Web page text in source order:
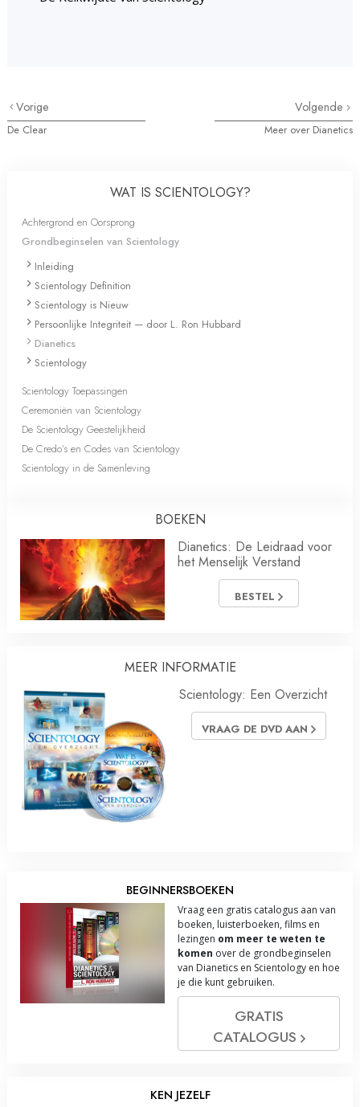
Vorige
De Clear
Volgende
Meer over Dianetics
WAT IS SCIENTOLOGY?
Achtergrond en Oorsprong
Grondbeginselen van Scientology
Inleiding
Scientology Definition
Scientology is Nieuw
Persoonlijke Integriteit — door L. Ron Hubbard
Dianetics
Scientology
Scientology Toepassingen
Ceremoniën van Scientology
De Scientology Geestelijkheid
De Credo’s en Codes van Scientology
Scientology in de Samenleving
BOEKEN
Dianetics: De Leidraad voor
het Menselijk Verstand
BESTEL
MEER INFORMATIE
Scientology: Een Overzicht
VRAAG DE DVD AAN
BEGINNERSBOEKEN
Vraag een gratis catalogus aan van
boeken, luisterboeken, films en
lezingen om meer te weten te
komen over de grondbeginselen
van Dianetics en Scientology en hoe
je die kunt gebruiken.
GRATIS
CATALOGUS
KEN JEZELF